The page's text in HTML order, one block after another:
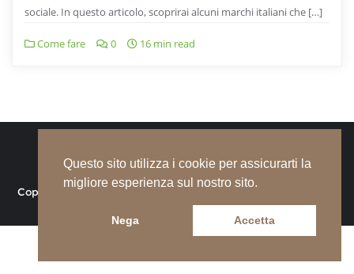
sociale. In questo articolo, scoprirai alcuni marchi italiani che […]
Come fare 0 16 min read
↑ Torna su
Copyright ©2026 PlantMe – GREEN HUB . All rights reserved.
Questo sito utilizza i cookie per assicurarti la
migliore esperienza sul nostro sito.
Nega Accetta